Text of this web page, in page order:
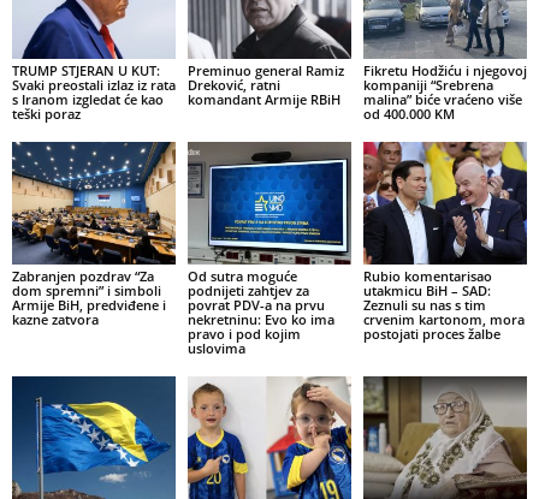
TRUMP STJERAN U KUT:
Svaki preostali izlaz iz rata
s Iranom izgledat će kao
teški poraz
Preminuo general Ramiz
Dreković, ratni
komandant Armije RBiH
Fikretu Hodžiću i njegovoj
kompaniji “Srebrena
malina” biće vraćeno više
od 400.000 KM
Zabranjen pozdrav “Za
dom spremni” i simboli
Armije BiH, predviđene i
kazne zatvora
Od sutra moguće
podnijeti zahtjev za
povrat PDV-a na prvu
nekretninu: Evo ko ima
pravo i pod kojim
uslovima
Rubio komentarisao
utakmicu BiH – SAD:
Zeznuli su nas s tim
crvenim kartonom, mora
postojati proces žalbe